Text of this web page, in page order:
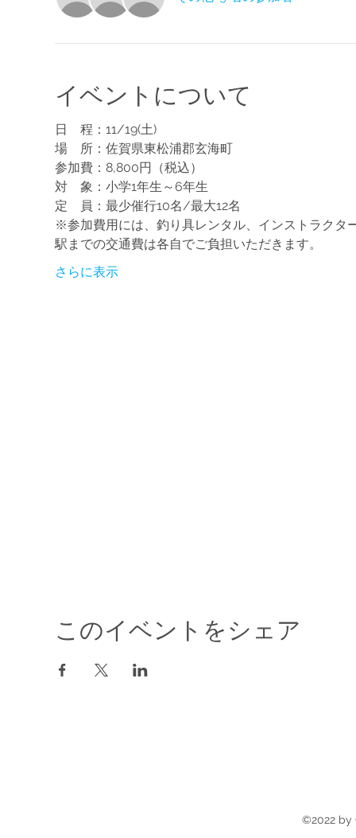
イベントについて
日　程：11/19(土)
場　所：佐賀県東松浦郡玄海町
参加費：8,800円（税込）
対　象：小学1年生～6年生
定　員：最少催行10名/最大12名
※参加費用には、釣り具レンタル、インストラクタ
駅までの交通費は各自でご負担いただきます。
さらに表示
このイベントをシェア
©2022 by